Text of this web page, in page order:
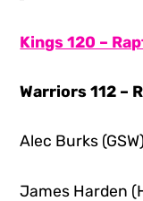
Kings 120 –
Warriors 112 –
Alec Burks
James Harden